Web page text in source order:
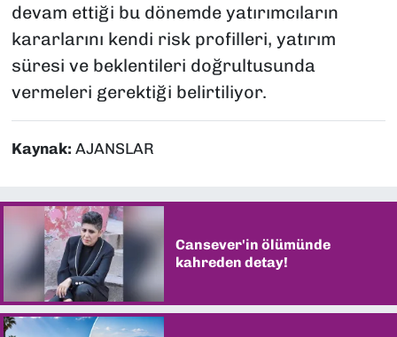
devam ettiği bu dönemde yatırımcıların
kararlarını kendi risk profilleri, yatırım
süresi ve beklentileri doğrultusunda
vermeleri gerektiği belirtiliyor.
Kaynak: AJANSLAR
Cansever'in ölümünde
kahreden detay!